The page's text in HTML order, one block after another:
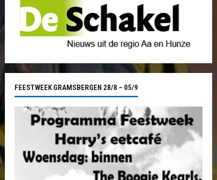
FEESTWEEK GRAMSBERGEN 28/8 – 05/9